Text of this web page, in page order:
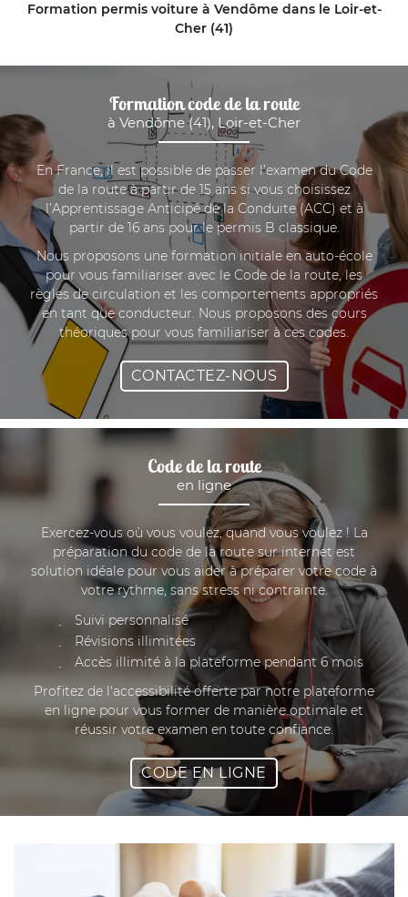
Formation permis voiture à Vendôme dans le Loir-et-
Cher (41)
Formation code de la route
à Vendôme (41), Loir-et-Cher
En France, il est possible de passer l’examen du Code
de la route à partir de 15 ans si vous choisissez
l’Apprentissage Anticipé de la Conduite (ACC) et à
partir de 16 ans pour le permis B classique.
Nous proposons une formation initiale en auto-école
pour vous familiariser avec le Code de la route, les
règles de circulation et les comportements appropriés
en tant que conducteur. Nous proposons des cours
théoriques pour vous familiariser à ces codes.
CONTACTEZ-NOUS
Code de la route
en ligne
Exercez-vous où vous voulez, quand vous voulez ! La
préparation du code de la route sur internet est
solution idéale pour vous aider à préparer votre code à
votre rythme, sans stress ni contrainte.
Suivi personnalisé
Révisions illimitées
Accès illimité à la plateforme pendant 6 mois
Profitez de l'accessibilité offerte par notre plateforme
en ligne pour vous former de manière optimale et
réussir votre examen en toute confiance.
CODE EN LIGNE